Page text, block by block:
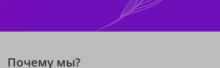
Почему мы?